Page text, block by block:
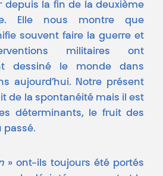
depuis la fin de la deuxième
Elle nous montre que
souvent faire la guerre et
militaires ont
dessiné le monde dans
aujourd’hui. Notre présent
de la spontanéité mais il est
déterminants, le fruit des
passé.
» ont-ils toujours été portés